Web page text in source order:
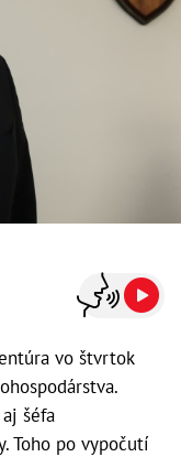
vo štvrtok
šéfa
Toho po vypočutí